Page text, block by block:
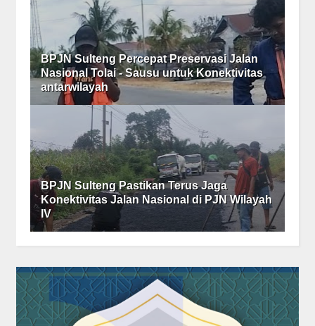
BPJN Sulteng Percepat Preservasi Jalan
Nasional Tolai - Sausu untuk Konektivitas
antarwilayah
BPJN Sulteng Pastikan Terus Jaga
Konektivitas Jalan Nasional di PJN Wilayah
IV